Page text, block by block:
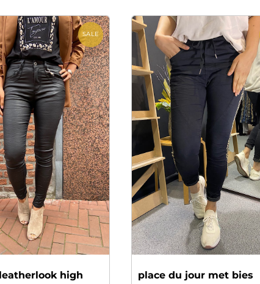
SALE
high
place du jour met bies